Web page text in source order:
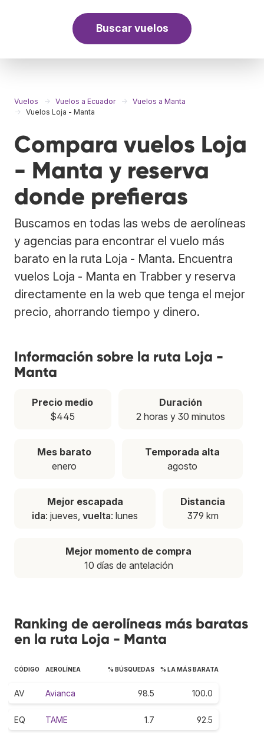
Buscar vuelos
Vuelos Vuelos a Ecuador
Vuelos a Manta
Vuelos Loja - Manta
Compara vuelos Loja
- Manta y reserva
donde prefieras
Buscamos en todas las webs de aerolíneas
y agencias para encontrar el vuelo más
barato en la ruta Loja - Manta. Encuentra
vuelos Loja - Manta en Trabber y reserva
directamente en la web que tenga el mejor
precio, ahorrando tiempo y dinero.
Información sobre la ruta Loja -
Manta
Precio medio
$445
Duración
2 horas y 30 minutos
Mes barato
enero
Temporada alta
agosto
Mejor escapada
ida: jueves, vuelta: lunes
Distancia
379 km
Mejor momento de compra
10 días de antelación
Ranking de aerolíneas más baratas
en la ruta Loja - Manta
CÓDIGO AEROLÍNEA % BÚSQUEDAS % LA MÁS BARATA
AV Avianca 98.5 100.0
EQ TAME 1.7 92.5